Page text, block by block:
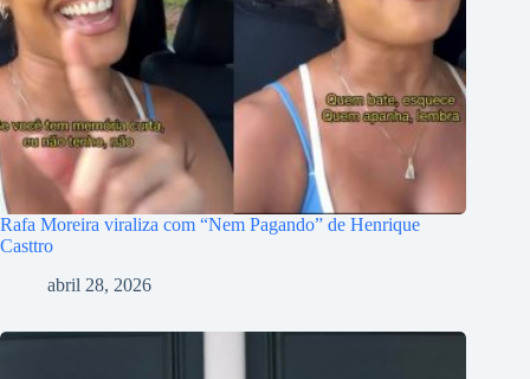
Rafa Moreira viraliza com “Nem Pagando” de Henrique
Casttro
abril 28, 2026